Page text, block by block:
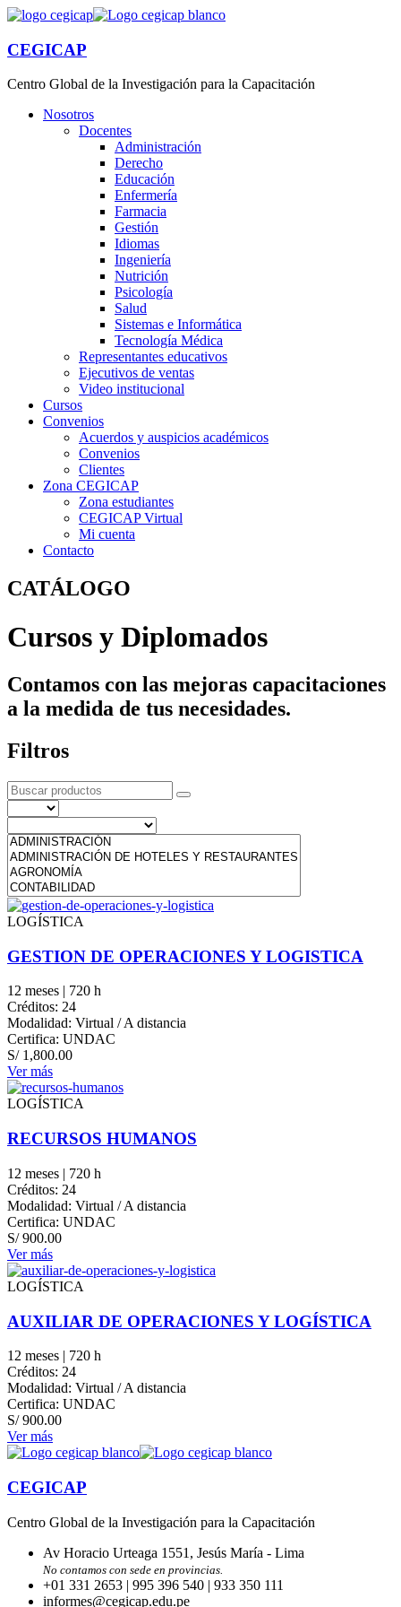
CEGICAP
Centro Global de la Investigación para la Capacitación
Nosotros
Docentes
Administración
Derecho
Educación
Enfermería
Farmacia
Gestión
Idiomas
Ingeniería
Nutrición
Psicología
Salud
Sistemas e Informática
Tecnología Médica
Representantes educativos
Ejecutivos de ventas
Video institucional
Cursos
Convenios
Acuerdos y auspicios académicos
Convenios
Clientes
Zona CEGICAP
Zona estudiantes
CEGICAP Virtual
Mi cuenta
Contacto
CATÁLOGO
Cursos y Diplomados
Contamos con las mejoras capacitaciones
a la medida de tus necesidades.
Filtros
LOGÍSTICA
GESTION DE OPERACIONES Y LOGISTICA
12 meses | 720 h
Créditos: 24
Modalidad: Virtual / A distancia
Certifica: UNDAC
S/1,800.00
Ver más
LOGÍSTICA
RECURSOS HUMANOS
12 meses | 720 h
Créditos: 24
Modalidad: Virtual / A distancia
Certifica: UNDAC
S/900.00
Ver más
LOGÍSTICA
AUXILIAR DE OPERACIONES Y LOGÍSTICA
12 meses | 720 h
Créditos: 24
Modalidad: Virtual / A distancia
Certifica: UNDAC
S/900.00
Ver más
CEGICAP
Centro Global de la Investigación para la Capacitación
Av Horacio Urteaga 1551, Jesús María - Lima
No contamos con sede en provincias.
+01 331 2653 | 995 396 540 | 933 350 111
informes@cegicap.edu.pe